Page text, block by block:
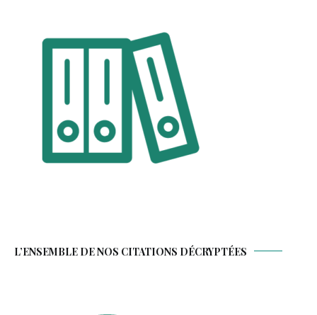
L’ENSEMBLE DE NOS CITATIONS DÉCRYPTÉES